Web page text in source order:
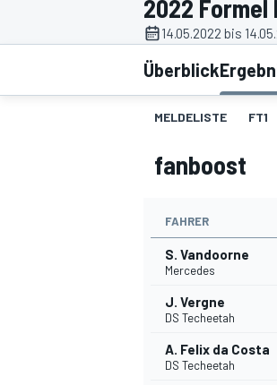
MOTOGP
2022 Formel
14.05.2022 bis
Überblick
MELDELISTE FT1
fanboost
FAHRER
S. Vandoorne
Mercedes
J. Vergne
DS Techeetah
A. Felix da Costa
DS Techeetah